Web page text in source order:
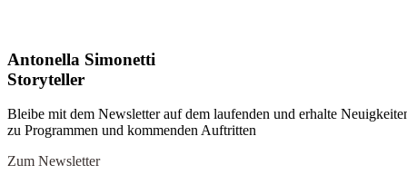
Antonella Simonetti
Storyteller
Bleibe mit dem Newsletter auf dem laufenden und erhalte
zu Programmen und kommenden Auftritten
Zum Newsletter